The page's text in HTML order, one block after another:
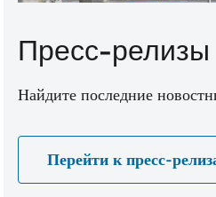
Пресс-релизы
Найдите последние
Перейти к пресс-